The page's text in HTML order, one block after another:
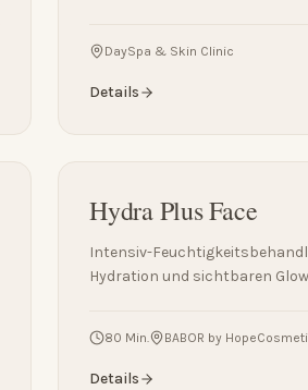
DaySpa & Skin Clinic
Details
Hydra Plus Face
Intensiv-
Hydration und sichtbaren
80 Min. BABOR by
Details